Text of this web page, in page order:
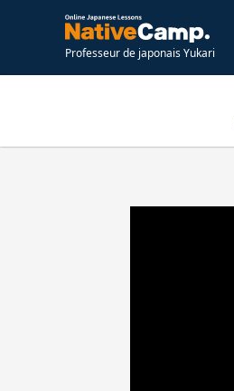
Professeur de japonais Yukari